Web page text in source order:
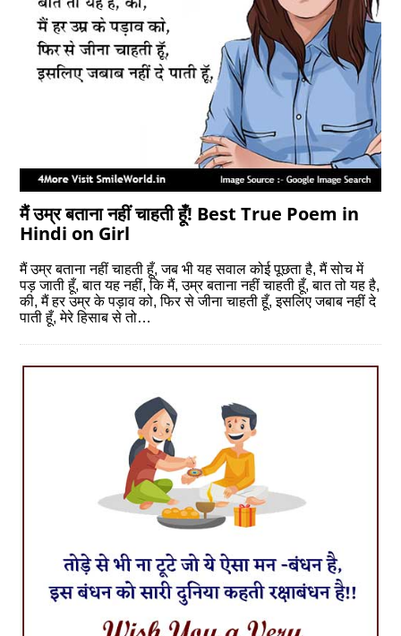
मैं उम्र बताना नहीं चाहती हूँ! Best True Poem in
Hindi on Girl
मैं उम्र बताना नहीं चाहती हूँ, जब भी यह सवाल कोई पूछता है, मैं सोच में
पड़ जाती हूँ, बात यह नहीं, कि मैं, उम्र बताना नहीं चाहती हूँ, बात तो यह है,
की, मैं हर उम्र के पड़ाव को, फिर से जीना चाहती हूँ, इसलिए जबाब नहीं दे
पाती हूँ, मेरे हिसाब से तो…